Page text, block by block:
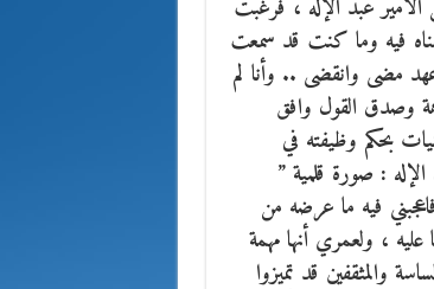
عبد الإله ، فرغبت
فيه وما كنت قد سمعت
عهد مضى وانقضى .. وأنا لم
وصدق القول وافق
بحكم وظيفته في
: صورة قلمية ”
العربية للدراسات والنشر ببيروت وعمّان 2001 ) فاعجبني فيه ما عرضه من
، ولعمري أنها مهمة
والمثقفين قد تميزوا